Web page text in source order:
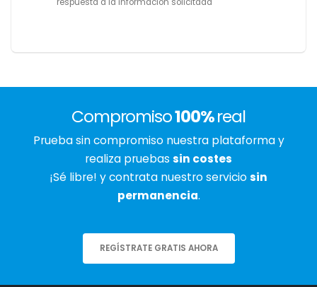
respuesta a la información solicitada
Compromiso100%real
Prueba sin compromiso nuestra plataforma y
realiza pruebas sin costes
¡Sé libre! y contrata nuestro serviciosin
permanencia.
REGÍSTRATE GRATIS AHORA